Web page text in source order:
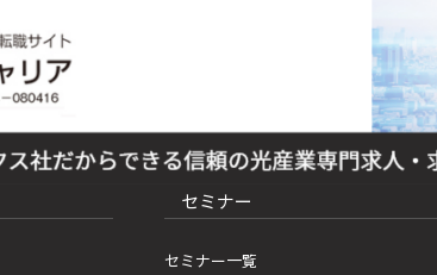
セミナー
セミナー一覧